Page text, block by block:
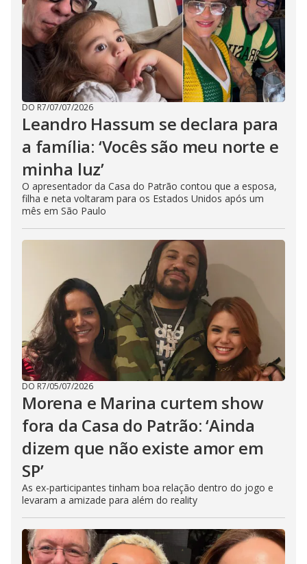
DO R7/07/07/2026
Leandro Hassum se declara para
a família: ‘Vocês são meu norte e
minha luz’
O apresentador da Casa do Patrão contou que a esposa,
filha e neta voltaram para os Estados Unidos após um
mês em São Paulo
DO R7/05/07/2026
Morena e Marina curtem show
fora da Casa do Patrão: ‘Ainda
dizem que não existe amor em
SP’
As ex-participantes tinham boa relação dentro do jogo e
levaram a amizade para além do reality